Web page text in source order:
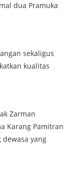
dua Pramuka
sekaligus
kualitas
Zarman
Karang Pamitran
yang